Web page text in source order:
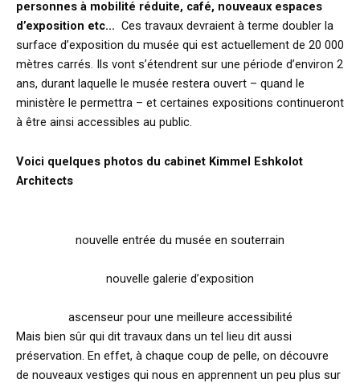
personnes à mobilité réduite, café, nouveaux espaces
d’exposition etc… Ces travaux devraient à terme doubler la
surface d’exposition du musée qui est actuellement de 20 000
mètres carrés. Ils vont s’étendrent sur une période d’environ 2
ans, durant laquelle le musée restera ouvert – quand le
ministère le permettra – et certaines expositions continueront
à être ainsi accessibles au public.
Voici quelques photos du cabinet Kimmel Eshkolot
Architects
nouvelle entrée du musée en souterrain
nouvelle galerie d’exposition
ascenseur pour une meilleure accessibilité
Mais bien sûr qui dit travaux dans un tel lieu dit aussi
préservation. En effet, à chaque coup de pelle, on découvre
de nouveaux vestiges qui nous en apprennent un peu plus sur